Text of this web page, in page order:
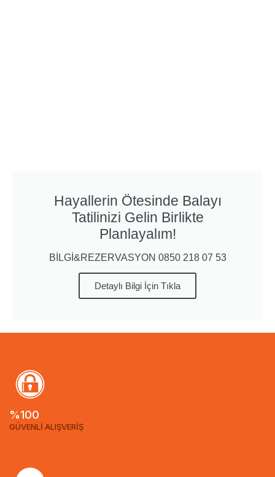
Hayallerin Ötesinde Balayı
Tatilinizi Gelin Birlikte
Planlayalım!
BİLGİ&REZERVASYON 0850 218 07 53
Detaylı Bilgi İçin Tıkla
%100
GÜVENLİ ALIŞVERİŞ